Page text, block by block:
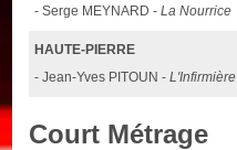
- Serge MEYNARD -La Nourrice
HAUTE-PIERRE
- Jean-Yves PITOUN -L'Infirmière
Court Métrage